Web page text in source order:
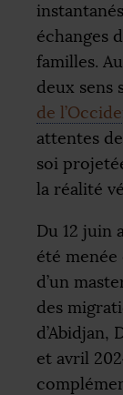
échanges
familles.
deux sens
de
attentes
soi
la réalité
Du 12 juin
été menée
d’un
des
d’Abidjan,
et avril